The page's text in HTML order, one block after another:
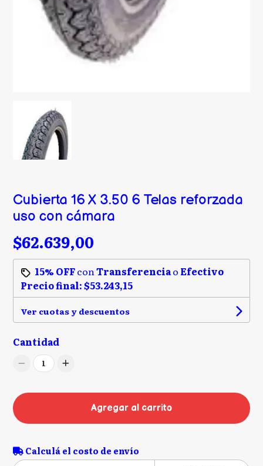
Cubierta 16 X 3.50 6 Telas reforzada
uso con cámara
$62.639,00
15% OFFconTransferenciao Efectivo
Precio final:$53.243,15
Ver cuotas y descuentos
Cantidad
1
Agregar al carrito
Calculá el costo de envío